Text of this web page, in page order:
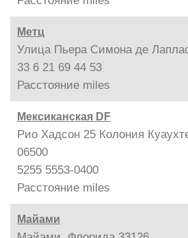
Метц
Улица Пьера Симона де
33 6 21 69 44 53
Расстояние miles
Мексиканская DF
Рио Хадсон 25 Колония
06500
5255 5553-0400
Расстояние miles
Майами